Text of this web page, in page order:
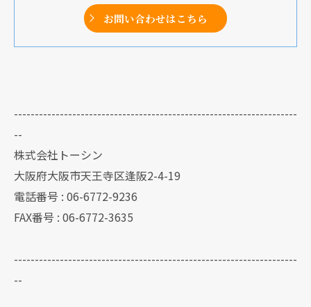
お問い合わせはこちら
--------------------------------------------------------------------
--
株式会社トーシン
大阪府大阪市天王寺区逢阪2-4-19
電話番号 : 06-6772-9236
FAX番号 : 06-6772-3635
--------------------------------------------------------------------
--